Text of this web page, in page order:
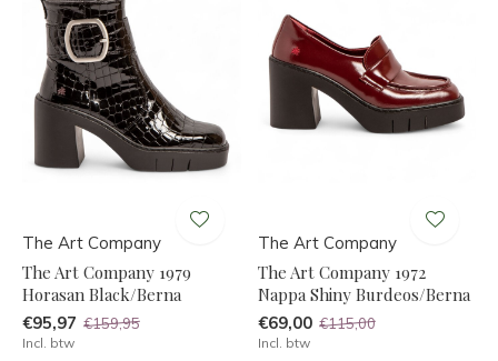
The Art Company
The Art Company 1979
Horasan Black/Berna
€95,97 €159,95
Incl. btw
The Art Company
The Art Company 1972
Nappa Shiny Burdeos/Berna
€69,00 €115,00
Incl. btw